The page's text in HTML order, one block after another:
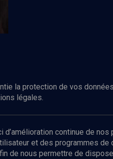
la protection de vos
légales.
d’amélioration continue de
et des programmes de
de nous permettre de